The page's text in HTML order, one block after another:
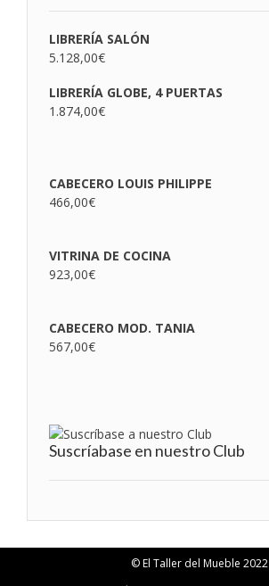
LIBRERÍA SALÓN
5.128,00€
LIBRERÍA GLOBE, 4 PUERTAS
1.874,00€
CABECERO LOUIS PHILIPPE
466,00€
VITRINA DE COCINA
923,00€
CABECERO MOD. TANIA
567,00€
Suscríabase en nuestro Club
© El Taller del Mueble 2022